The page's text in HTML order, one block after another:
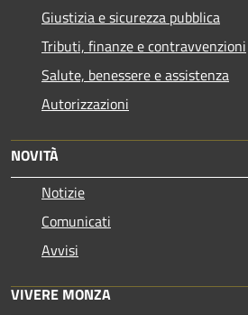
Giustizia e sicurezza pubblica
Tributi, finanze e contravvenzioni
Salute, benessere e assistenza
Autorizzazioni
NOVITÀ
Notizie
Comunicati
Avvisi
VIVERE MONZA